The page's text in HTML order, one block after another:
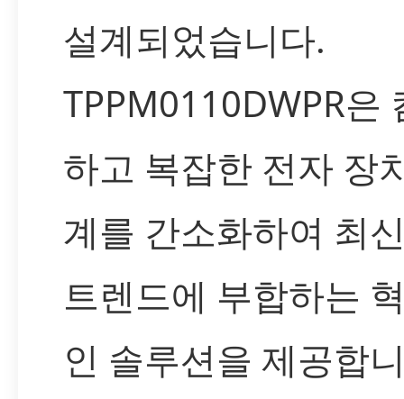
설계되었습니다.
TPPM0110DWPR은
하고 복잡한 전자 장
계를 간소화하여 최
트렌드에 부합하는
인 솔루션을 제공합